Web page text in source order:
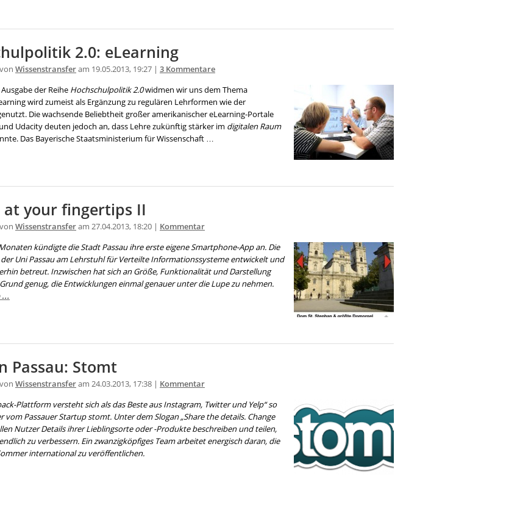
2.0: eLearning
Wissenstransferam 19.05.2013, 19:27 | 3 Kommentare
der Reihe Hochschulpolitik 2.0widmen wir uns dem Thema
wird zumeist als Ergänzung zu regulären Lehrformen wie der
Die wachsende Beliebtheit großer amerikanischer eLearning-Portale
und Udacity deuten jedoch an, dass Lehre zukünftig stärker im digitalen Raum
Das Bayerische Staatsministerium für Wissenschaft …
at your fingertips II
Wissenstransferam 27.04.2013, 18:20 | Kommentar
kündigte die Stadt Passau ihre erste eigene Smartphone-App an. Die
Uni Passau am Lehrstuhl für Verteilte Informationssysteme entwickelt und
betreut. Inzwischen hat sich an Größe, Funktionalität und Darstellung
genug, die Entwicklungen einmal genauer unter die Lupe zu nehmen.
…
Passau: Stomt
Wissenstransferam 24.03.2013, 17:38 | Kommentar
Plattform versteht sich als das Beste aus Instagram, Twitter und Yelp“ so
vom Passauer Startup stomt. Unter dem Slogan „Share the details. Change
Nutzer Details ihrer Lieblingsorte oder -Produkte beschreiben und teilen,
zu verbessern. Ein zwanzigköpfiges Team arbeitet energisch daran, die
international zu veröffentlichen.